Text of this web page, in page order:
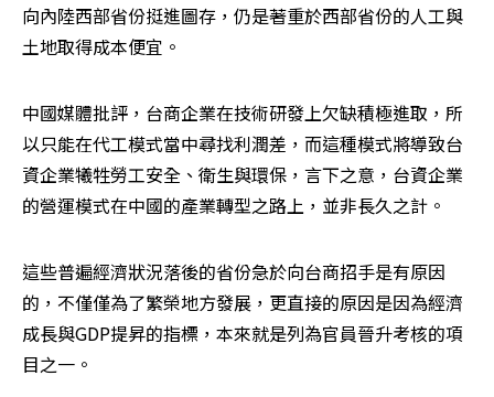
向內陸西部省份挺進圖存，仍是著重於西部省份的人工與
土地取得成本便宜。
中國媒體批評，台商企業在技術研發上欠缺積極進取，所
以只能在代工模式當中尋找利潤差，而這種模式將導致台
資企業犧牲勞工安全、衛生與環保，言下之意，台資企業
的營運模式在中國的產業轉型之路上，並非長久之計。
這些普遍經濟狀況落後的省份急於向台商招手是有原因
的，不僅僅為了繁榮地方發展，更直接的原因是因為經濟
成長與GDP提昇的指標，本來就是列為官員晉升考核的項
目之一。